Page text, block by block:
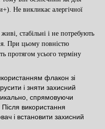
Не викликає алергічної
живі, стабільні і не потребують
При цьому повністю
протягом усього терміну
флакон зі
і зняти захисний
спрямовуючи
використання
і встановити захисний